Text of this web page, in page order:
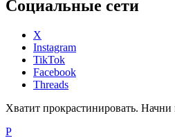
Социальные сети
X
Instagram
TikTok
Facebook
Threads
Хватит прокрастинировать.
P